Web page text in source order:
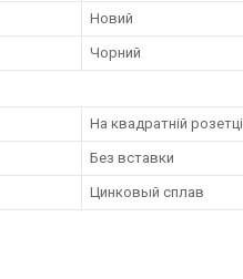
Новий
Чорний
На квадратній розетці
Без вставки
Цинковый сплав